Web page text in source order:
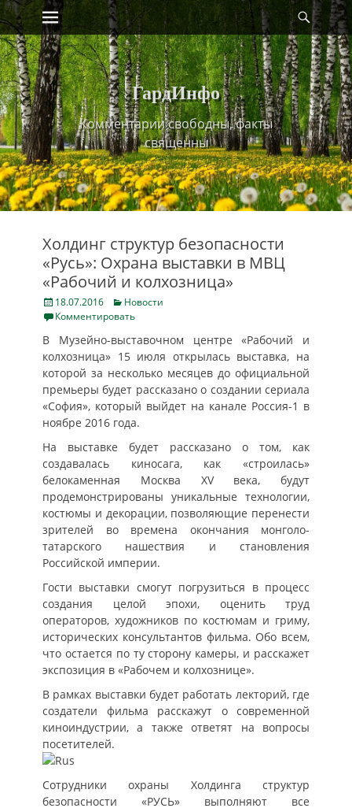
Skip
to
content
Primary Menu
ГардИнфо
Комментарии свободны, факты
священны
Холдинг структур безопасности
«Русь»: Охрана выставки в МВЦ
«Рабочий и колхозница»
Posted
on
18.07.2016 Categories
Новости
Комментировать
В Музейно-выставочном центре «Рабочий и
колхозница» 15 июля открылась выставка, на
которой за несколько месяцев до официальной
премьеры будет рассказано о создании сериала
«София», который выйдет на канале Россия-1 в
ноябре 2016 года.
На выставке будет рассказано о том, как
создавалась киносага, как «строилась»
белокаменная Москва XV века, будут
продемонстрированы уникальные технологии,
костюмы и декорации, позволяющие перенести
зрителей во времена окончания монголо-
татарского нашествия и становления
Российской империи.
Гости выставки смогут погрузиться в процесс
создания целой эпохи, оценить труд
операторов, художников по костюмам и гриму,
исторических консультантов фильма. Обо всем,
что остается по ту сторону камеры, и расскажет
экспозиция в «Рабочем и колхознице».
В рамках выставки будет работать лекторий, где
создатели фильма расскажут о современной
киноиндустрии, а также ответят на вопросы
посетителей.
Сотрудники охраны Холдинга структур
безопасности «РУСЬ» выполняют все